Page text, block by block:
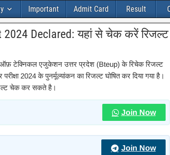
Important Admit Card Result
2024 Declared: यहां से चेक करें रिजल्ट
ऑफ़ टेक्निकल एजुकेशन उत्तर प्रदेश (Bteup) के रिचेक रिजल्ट
2024 के पुनर्मूल्यांकन का रिजल्ट घोषित कर दिया गया है।
चेक कर सकते है।
Join Now
Join Now